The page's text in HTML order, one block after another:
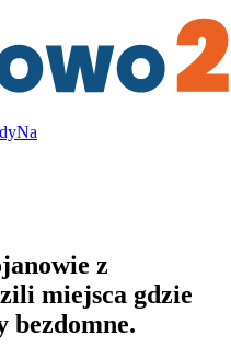
Na
z
miejsca gdzie
bezdomne.